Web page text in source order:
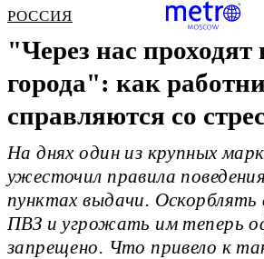
РОССИЯ
"Через нас проходят
города": как
справляются со
На днях один из крупных
ужесточил правила
пунктах выдачи. Оскорблять
ПВЗ и угрожать им теперь
запрещено. Что привело к